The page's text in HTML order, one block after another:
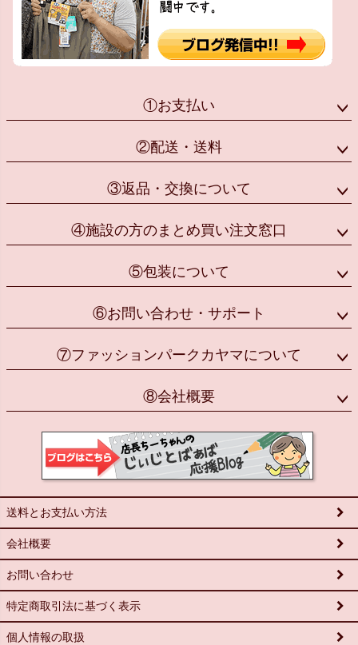
①お支払い
②配送・送料
③返品・交換について
④施設の方のまとめ買い注文窓口
⑤包装について
⑥お問い合わせ・サポート
⑦ファッションパークカヤマについて
⑧会社概要
送料とお支払い方法
会社概要
お問い合わせ
特定商取引法に基づく表示
個人情報の取扱